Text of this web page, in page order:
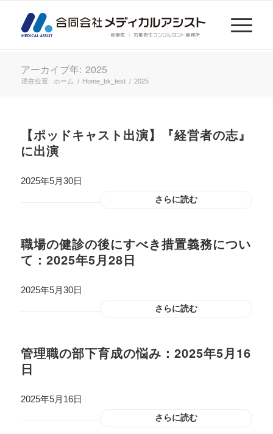
アーカイブ年: 2025
現在位置: ホーム / Home_bk_test / 2025
【ポッドキャスト出演】『経営者の志』
に出演
2025年5月30日
さらに読む
職場の健診の後にすべき措置義務につい
て：2025年5月28日
2025年5月30日
さらに読む
管理職の部下育成の悩み：2025年5月16
日
2025年5月16日
さらに読む